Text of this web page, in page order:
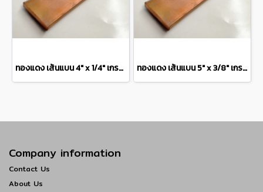
ทองแดง เส้นแบน 4" x 1/4" เกรด C1100 Copper Flat Bar แบ่งขายความยาว 10 เซนติเมตร ทองแดง เส้นแบน 5" x 3/8" เกรด C1100 Copper Flat Bar แบ่งขายความยาว 10 เซนติเมตร
Company information
Contact Us
About Us